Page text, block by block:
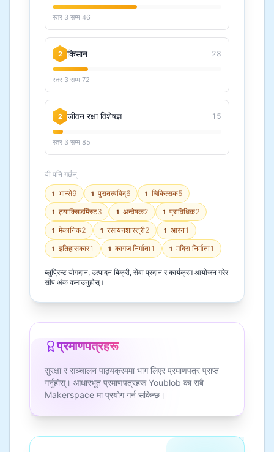
स्तर 3 सम्म 46
2 किसान 28
स्तर 3 सम्म 72
2 जीवन रक्षा विशेषज्ञ 15
स्तर 3 सम्म 85
यी पनि गर्छन्
1 भान्से9 1 पुरातत्वविद्6 1 चिकित्सक5
1 ट्याक्सिडर्मिस्ट3 1 अन्वेषक2 1 प्राविधिक2
1 मेकानिक2 1 रसायनशास्त्री2 1 आरन1
1 इतिहासकार1 1 कागज निर्माता1 1 मदिरा निर्माता1
ब्लुप्रिन्ट योगदान, उत्पादन बिक्री, सेवा प्रदान र कार्यक्रम आयोजन गरेर
सीप अंक कमाउनुहोस्।
प्रमाणपत्रहरू
सुरक्षा र सञ्चालन पाठ्यक्रममा भाग लिएर प्रमाणपत्र प्राप्त
गर्नुहोस्। आधारभूत प्रमाणपत्रहरू Youblob का सबै
Makerspace मा प्रयोग गर्न सकिन्छ।